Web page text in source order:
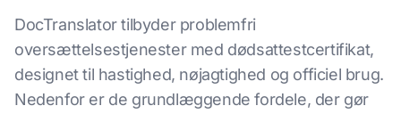
DocTranslator tilbyder problemfri
oversættelsestjenester med dødsattestcertifikat,
designet til hastighed, nøjagtighed og officiel brug.
Nedenfor er de grundlæggende fordele, der gør